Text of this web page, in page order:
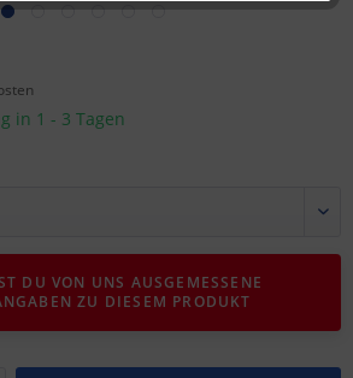
in 1 - 3 Tagen
DU VON UNS AUSGEMESSENE
ZU DIESEM PRODUKT